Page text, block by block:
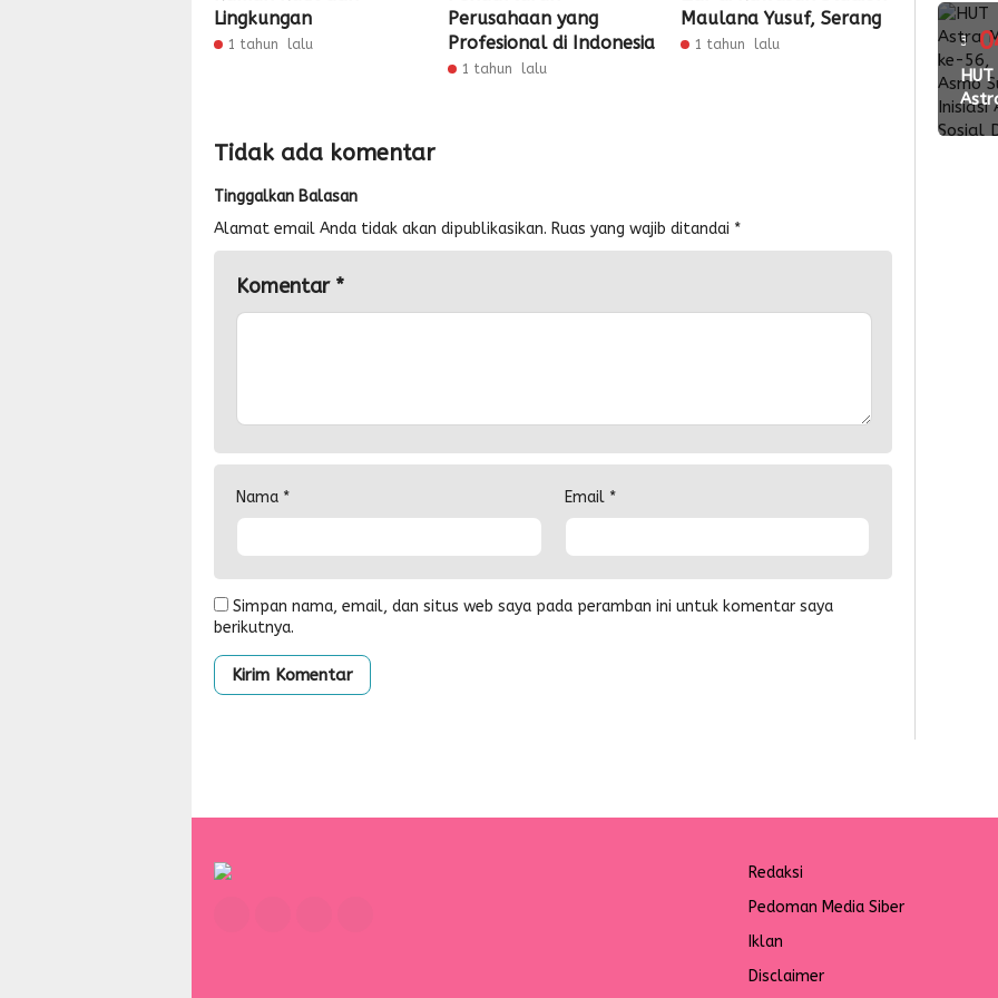
Lingkungan
1 tahun lalu
Perusahaan yang
Profesional di Indonesia
1 tahun lalu
Maulana Yusuf, Serang
1 tahun lalu
Tidak ada komentar
Tinggalkan Balasan
Alamat email Anda tidak akan dipublikasikan. Ruas yang wajib ditandai *
Komentar *
Nama * Email *
Simpan nama, email, dan situs web saya pada peramban ini untuk komentar saya
berikutnya.
2026,
3
lalu
HUT
Redaksi
Pedoman Media Siber
Iklan
Disclaimer